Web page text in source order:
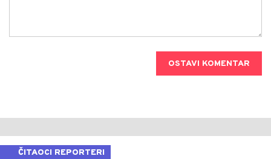
OSTAVI KOMENTAR
ČITAOCI REPORTERI